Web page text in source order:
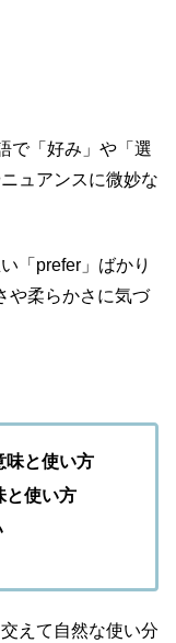
で「好み」や「選
ュアンスに微妙な
「prefer」ばかり
や柔らかさに気づ
味と使い方
と使い方
えて自然な使い分